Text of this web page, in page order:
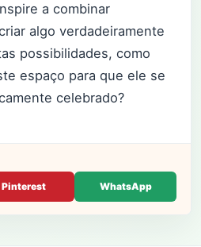
a combinar
algo verdadeiramente
possibilidades, como
espaço para que ele se
celebrado?
Pinterest WhatsApp